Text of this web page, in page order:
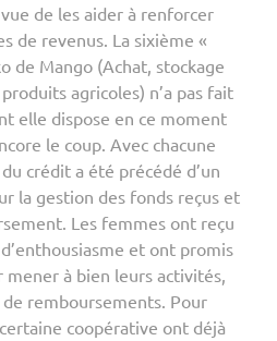
de les aider à renforcer
de revenus. La sixième «
de Mango (Achat, stockage
agricoles) n’a pas fait
elle dispose en ce moment
le coup. Avec chacune
crédit a été précédé d’un
la gestion des fonds reçus et
Les femmes ont reçu
et ont promis
mener à bien leurs activités,
remboursements. Pour
coopérative ont déjà